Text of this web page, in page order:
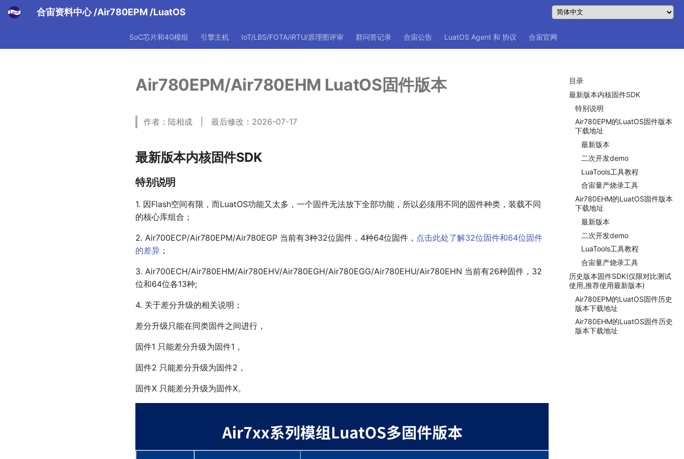
合宙资料中心 /Air780EPM /LuatOS
SoC芯片和4G模组 引擎主机 IoT/LBS/FOTA/iRTU/原理图评审 群问答记录 合宙公告 LuatOS Agent 和 协议 合宙官网
目录
最新版本内核固件SDK
特别说明
Air780EPM的LuatOS固件版本
下载地址
最新版本
二次开发demo
LuaTools工具教程
合宙量产烧录工具
Air780EHM的LuatOS固件版本
下载地址
最新版本
二次开发demo
LuaTools工具教程
合宙量产烧录工具
历史版本固件SDK(仅限对比测试
使用,推荐使用最新版本)
Air780EPM的LuatOS固件历史
版本下载地址
Air780EHM的LuatOS固件历史
版本下载地址
Air780EPM/Air780EHM LuatOS固件版本
作者：陆相成 | 最后修改：2026-07-17
最新版本内核固件SDK
特别说明
1. 因Flash空间有限，而LuatOS功能又太多，一个固件无法放下全部功能，所以必须用不同的固件种类，装载不同
的核心库组合；
2. Air700ECP/Air780EPM/Air780EGP 当前有3种32位固件，4种64位固件， 点击此处了解32位固件和64位固件
的差异 ；
3. Air700ECH/Air780EHM/Air780EHV/Air780EGH/Air780EGG/Air780EHU/Air780EHN 当前有26种固件，32
位和64位各13种;
4. 关于差分升级的相关说明；
差分升级只能在同类固件之间进行，
固件1 只能差分升级为固件1，
固件2 只能差分升级为固件2，
固件X 只能差分升级为固件X。